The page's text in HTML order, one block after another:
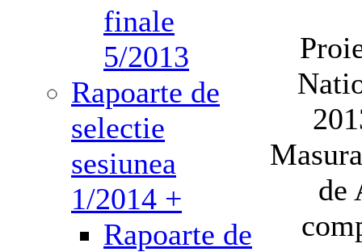
finale
5/2013
Rapoarte de
selectie
sesiunea
1/2014 +
Rapoarte de
de